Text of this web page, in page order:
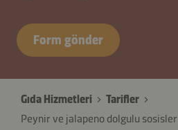
Form gönder
Gıda Hizmetleri
Tarifler
Peynir ve jalapeno dolgulu sosisler